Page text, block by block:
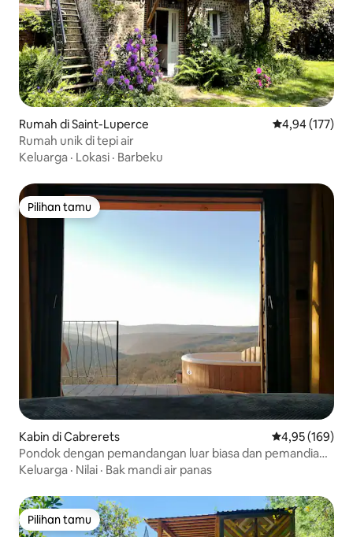
Rumah di Saint-Luperce Nilai rata-rata
4,94 (177)
Rumah unik di tepi air
Keluarga · Lokasi · Barbeku
Pilihan tamu
Pilihan tamu
Kabin di Cabrerets Nilai rata-rata
4,95 (169)
Pondok dengan pemandangan luar biasa dan pemandian
nordik.
Keluarga · Nilai · Bak mandi air panas
Pilihan tamu
Pilihan tamu